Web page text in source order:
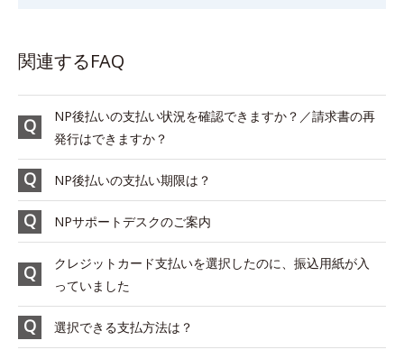
関連するFAQ
NP後払いの支払い状況を確認できますか？／請求書の再
発行はできますか？
NP後払いの支払い期限は？
NPサポートデスクのご案内
クレジットカード支払いを選択したのに、振込用紙が入
っていました
選択できる支払方法は？